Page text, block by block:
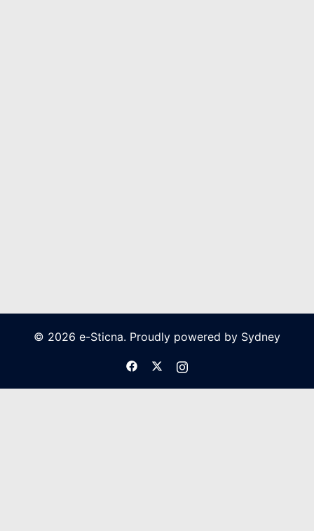
© 2026 e-Sticna. Proudly powered by Sydney